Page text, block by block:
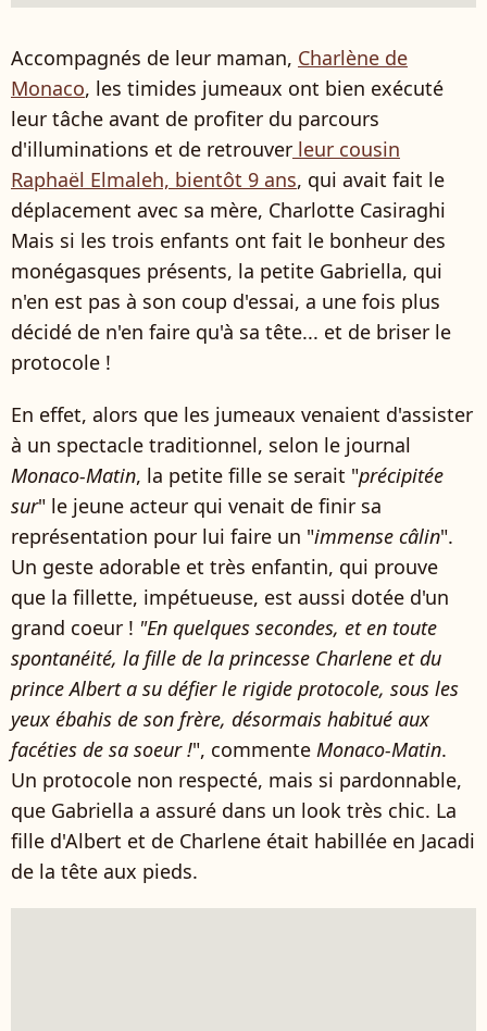
Accompagnés de leur maman, Charlène de
Monaco, les timides jumeaux ont bien exécuté
leur tâche avant de profiter du parcours
d'illuminations et de retrouver leur cousin
Raphaël Elmaleh, bientôt 9 ans, qui avait fait le
déplacement avec sa mère, Charlotte Casiraghi
Mais si les trois enfants ont fait le bonheur des
monégasques présents, la petite Gabriella, qui
n'en est pas à son coup d'essai, a une fois plus
décidé de n'en faire qu'à sa tête... et de briser le
protocole !
En effet, alors que les jumeaux venaient d'assister
à un spectacle traditionnel, selon le journal
Monaco-Matin, la petite fille se serait "précipitée
sur" le jeune acteur qui venait de finir sa
représentation pour lui faire un "immense câlin".
Un geste adorable et très enfantin, qui prouve
que la fillette, impétueuse, est aussi dotée d'un
grand coeur ! "En quelques secondes, et en toute
spontanéité, la fille de la princesse Charlene et du
prince Albert a su défier le rigide protocole, sous les
yeux ébahis de son frère, désormais habitué aux
facéties de sa soeur !", commente Monaco-Matin.
Un protocole non respecté, mais si pardonnable,
que Gabriella a assuré dans un look très chic. La
fille d'Albert et de Charlene était habillée en Jacadi
de la tête aux pieds.